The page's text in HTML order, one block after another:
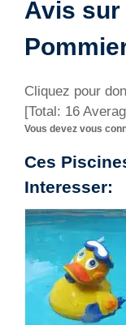
Avis sur
Cliquez pour
[Total: 16
Vous devez vous
Ces
Interesser: